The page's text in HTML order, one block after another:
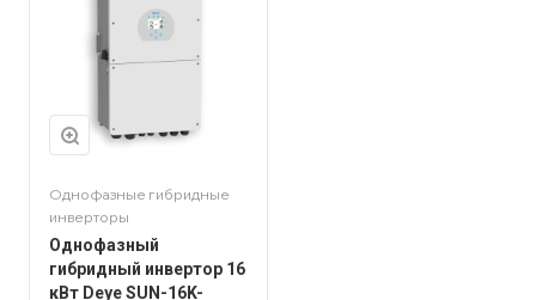
Однофазные гибридные
инверторы
Однофазный
гибридный инвертор 16
кВт Deye SUN-16K-